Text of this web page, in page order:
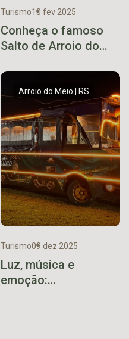
Turismo10 fev 2025
Conheça o famoso
Salto de Arroio do
Arroio do Meio | RS
Turismo09 dez 2025
Luz, música e
emoção: